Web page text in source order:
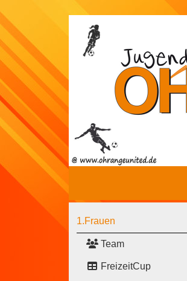
1.Frauen
Team
FreizeitCup